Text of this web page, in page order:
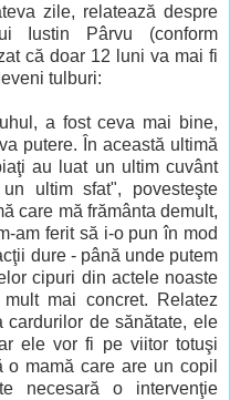
zile, relatează despre
Iustin Pârvu (conform
că doar 12 luni va mai fi
tulburi:
a fost ceva mai bine,
putere. În această ultimă
au luat un ultim cuvânt
ultim sfat", povesteşte
care mă frământa demult,
am ferit să i-o pun în mod
dure - până unde putem
cipuri din actele noaste
mai concret. Relatez
cardurilor de sănătate, ele
ele vor fi pe viitor totuşi
mamă care are un copil
necesară o intervenţie